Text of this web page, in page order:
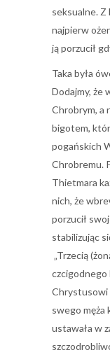
seksualne. Z
najpierw
ją porzucił
Taka była
Dodajmy, że
Chrobrym, a
bigotem,
pogańskich
Chrobremu.
Thietmara
nich, że
porzucił
stabilizując
„Trzecią
czcigodnego
Chrystusowi
swego męża
ustawała w